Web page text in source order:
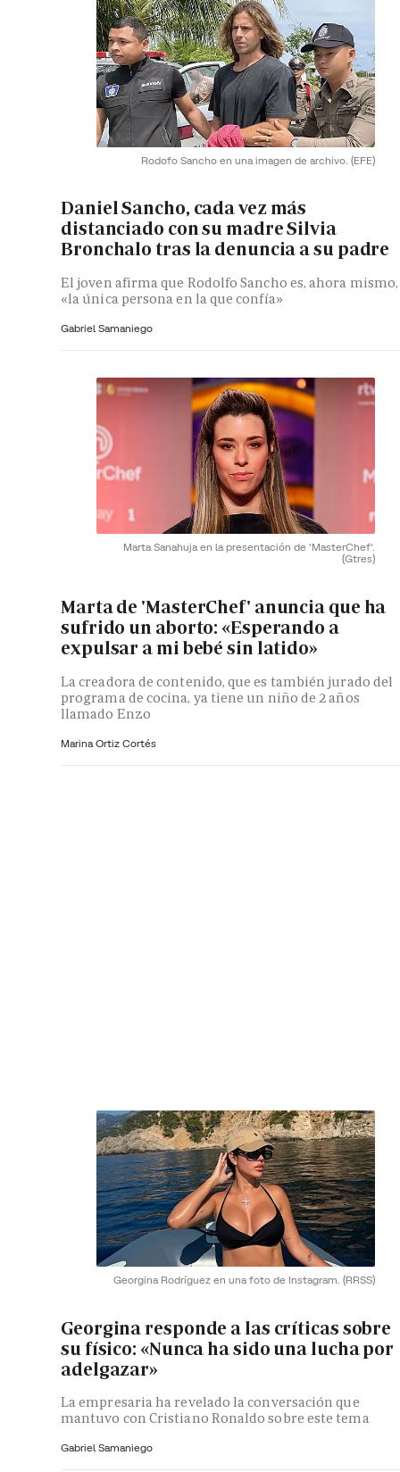
Rodofo Sancho en una imagen de archivo. (EFE)
Daniel Sancho, cada vez más
distanciado con su madre Silvia
Bronchalo tras la denuncia a su padre
El joven afirma que Rodolfo Sancho es, ahora mismo,
«la única persona en la que confía»
Gabriel Samaniego
Marta Sanahuja en la presentación de 'MasterChef'.
(Gtres)
Marta de 'MasterChef' anuncia que ha
sufrido un aborto: «Esperando a
expulsar a mi bebé sin latido»
La creadora de contenido, que es también jurado del
programa de cocina, ya tiene un niño de 2 años
llamado Enzo
Marina Ortiz Cortés
Georgina Rodríguez en una foto de Instagram. (RRSS)
Georgina responde a las críticas sobre
su físico: «Nunca ha sido una lucha por
adelgazar»
La empresaria ha revelado la conversación que
mantuvo con Cristiano Ronaldo sobre este tema
Gabriel Samaniego